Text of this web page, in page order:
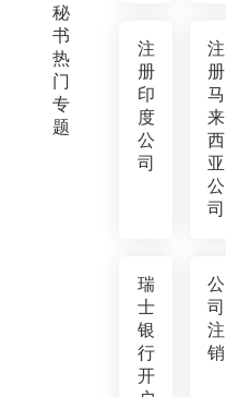
秘
书
热
门
专
题
注
册
印
度
公
司
注
册
马
来
西
亚
公
司
瑞
士
银
行
开
公
司
注
销